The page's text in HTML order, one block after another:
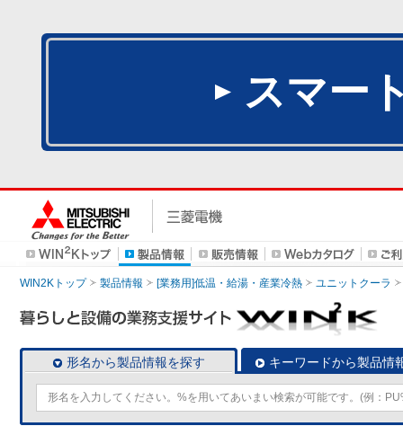
スマー
WIN2Kトップ 製品情報 [業務用]低温・給湯・産業冷熱 ユニットクーラ
形名から製品情報を探す キーワードから製品情